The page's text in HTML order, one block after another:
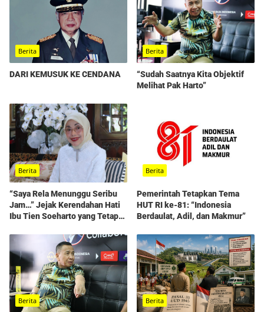
Berita
DARI KEMUSUK KE CENDANA
Berita
“Sudah Saatnya Kita Objektif
Melihat Pak Harto”
Berita
“Saya Rela Menunggu Seribu
Jam…” Jejak Kerendahan Hati
Ibu Tien Soeharto yang Tetap
Berita
Pemerintah Tetapkan Tema
HUT RI ke-81: “Indonesia
Berdaulat, Adil, dan Makmur”
Berita Berita